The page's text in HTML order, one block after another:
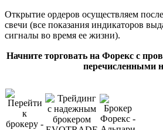
Открытие ордеров осуществляем
свечи (все показания индикаторов
сигналы во время ее жизни).
Начните торговать на Форекс с
перечисленными